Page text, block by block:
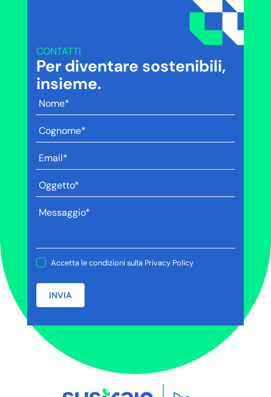
CONTATTI
Per diventare sostenibili,
insieme.
Accetta le condizioni sulla Privacy Policy
INVIA